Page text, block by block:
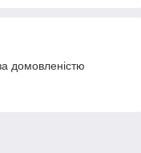
домовленістю